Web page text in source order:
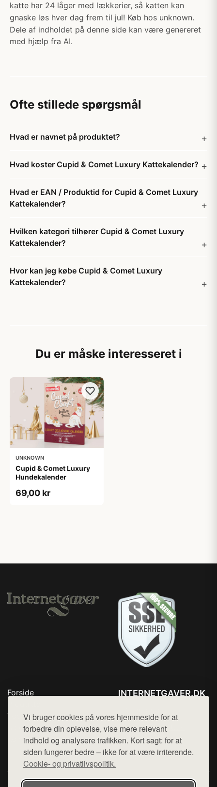
Vi bruger cookies på vores hjemmeside for at
forbedre din oplevelse, vise mere relevant
indhold og analysere trafikken. Kort sagt: for at
siden fungerer bedre – ikke for at være irriterende.
Cookie- og privatlivspolitik.
katte har 24 låger med lækkerier, så katten kan
gnaske løs hver dag frem til jul! Køb hos unknown.
Dele af indholdet på denne side kan være genereret
med hjælp fra AI.
Ofte stillede spørgsmål
Hvad er navnet på produktet?
Hvad koster Cupid & Comet Luxury Kattekalender?
Hvad er EAN / Produktid for Cupid & Comet Luxury
Kattekalender?
Hvilken kategori tilhører Cupid & Comet Luxury
Kattekalender?
Hvor kan jeg købe Cupid & Comet Luxury
Kattekalender?
Du er måske interesseret i
UNKNOWN
Cupid & Comet Luxury
Hundekalender
69,00 kr
Forside
Top Rabatter
Blog
Kontakt
INTERNETGAVER.DK
Mail: hej@want.dk
Cookie- og privatlivspolitik